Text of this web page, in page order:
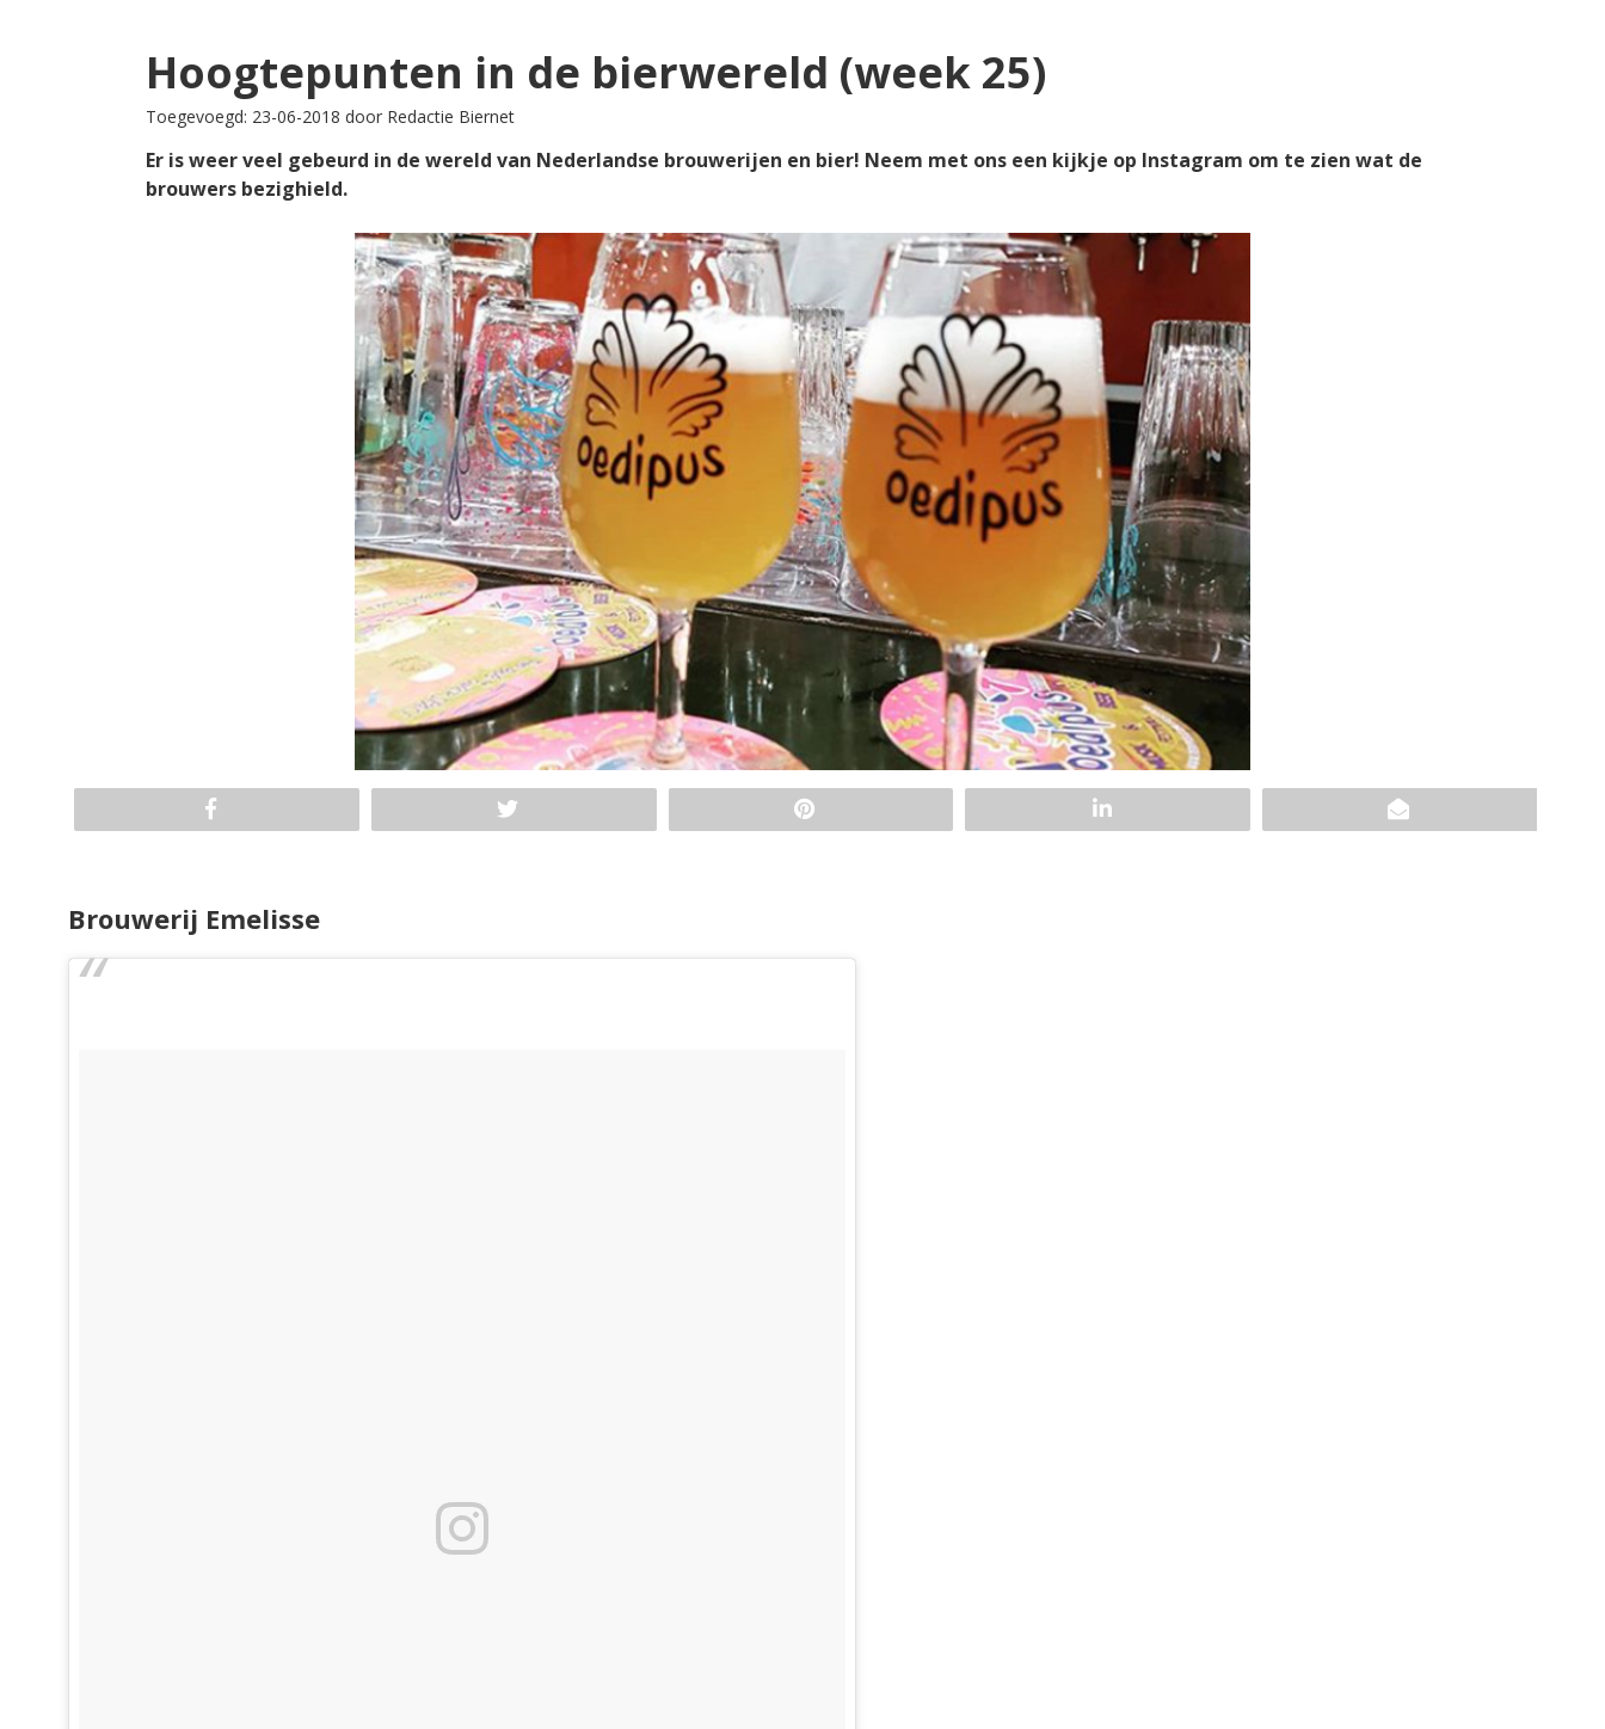
Hoogtepunten in de bierwereld (week 25)
Toegevoegd: 23-06-2018 door Redactie Biernet
Er is weer veel gebeurd in de wereld van Nederlandse brouwerijen en bier! Neem met ons een kijkje op Instagram om te zien wat de
brouwers bezighield.
Brouwerij Emelisse